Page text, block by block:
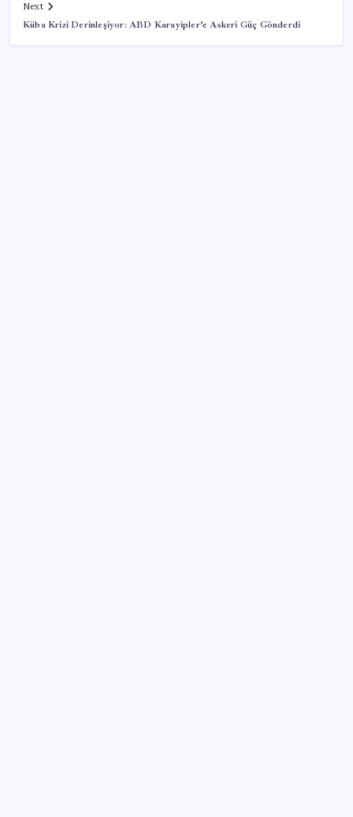
Next
Küba Krizi Derinleşiyor: ABD Karayipler’e Askeri Güç Gönderdi